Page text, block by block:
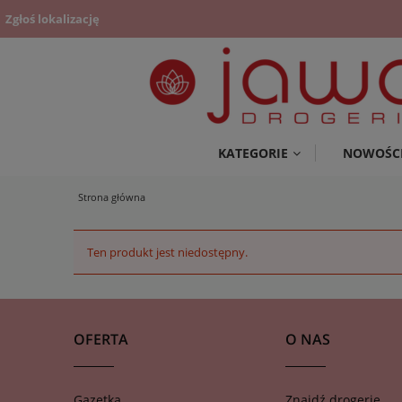
Zgłoś lokalizację
KATEGORIE
Strona główna
Ten produkt jest niedostępny.
OFERTA O NAS